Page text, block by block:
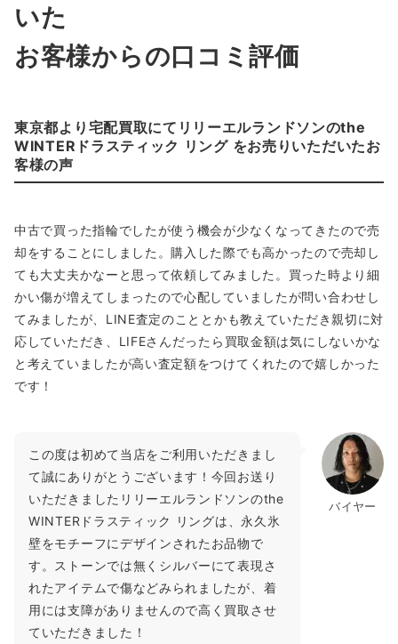
いた
お客様からの口コミ評価
東京都より宅配買取にてリリーエルランドソンのthe
WINTERドラスティック リング をお売りいただいたお
客様の声
中古で買った指輪でしたが使う機会が少なくなってきたので売
却をすることにしました。購入した際でも高かったので売却し
ても大丈夫かなーと思って依頼してみました。買った時より細
かい傷が増えてしまったので心配していましたが問い合わせし
てみましたが、LINE査定のこととかも教えていただき親切に対
応していただき、LIFEさんだったら買取金額は気にしないかな
と考えていましたが高い査定額をつけてくれたので嬉しかった
です！
バイヤー
この度は初めて当店をご利用いただきまし
て誠にありがとうございます！今回お送り
いただきましたリリーエルランドソンのthe
WINTERドラスティック リングは、永久氷
壁をモチーフにデザインされたお品物で
す。ストーンでは無くシルバーにて表現さ
れたアイテムで傷などみられましたが、着
用には支障がありませんので高く買取させ
ていただきました！